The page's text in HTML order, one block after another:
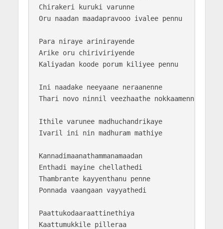
Chirakeri kuruki varunne
Oru naadan maadapravooo ivalee pennu
Para niraye arinirayende
Arike oru chiriviriyende
Kaliyadan koode porum kiliyee pennu
Ini naadake neeyaane neraanenne
Thari novo ninnil veezhaathe nokkaamenne
Ithile varunee madhuchandrikaye
Ivaril ini nin madhuram mathiye
Kannadimaanathammanamaadan
Enthadi mayine chellathedi
Thambrante kayyenthanu penne
Ponnada vaangaan vayyathedi
Paattukodaaraattinethiya
Kaattumukkile pilleraa